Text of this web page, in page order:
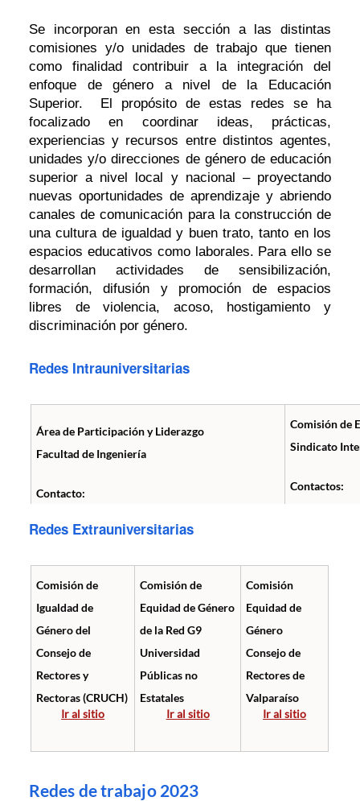
Se incorporan en esta sección a las distintas
comisiones y/o unidades de trabajo que tienen
como finalidad contribuir a la integración del
enfoque de género a nivel de la Educación
Superior. El propósito de estas redes se ha
focalizado en coordinar ideas, prácticas,
experiencias y recursos entre distintos agentes,
unidades y/o direcciones de género de educación
superior a nivel local y nacional – proyectando
nuevas oportunidades de aprendizaje y abriendo
canales de comunicación para la construcción de
una cultura de igualdad y buen trato, tanto en los
espacios educativos como laborales. Para ello se
desarrollan actividades de sensibilización,
formación, difusión y promoción de espacios
libres de violencia, acoso, hostigamiento y
discriminación por género.
Redes Intrauniversitarias
Área de Participación y Liderazgo
Facultad de Ingeniería
Contacto:
leslie.perez@pucv.cl
Comisión de
Sindicato
Contactos:
Redes Extrauniversitarias
Comisión de
Igualdad de
Género del
Consejo de
Rectores y
Rectoras (CRUCH)
Ir al sitio
Comisión de
Equidad de Género
de la Red G9
Universidad
Públicas no
Estatales
Ir al sitio
Comisión
Equidad de
Género
Consejo de
Rectores de
Valparaíso
Ir al sitio
Redes de trabajo 2023